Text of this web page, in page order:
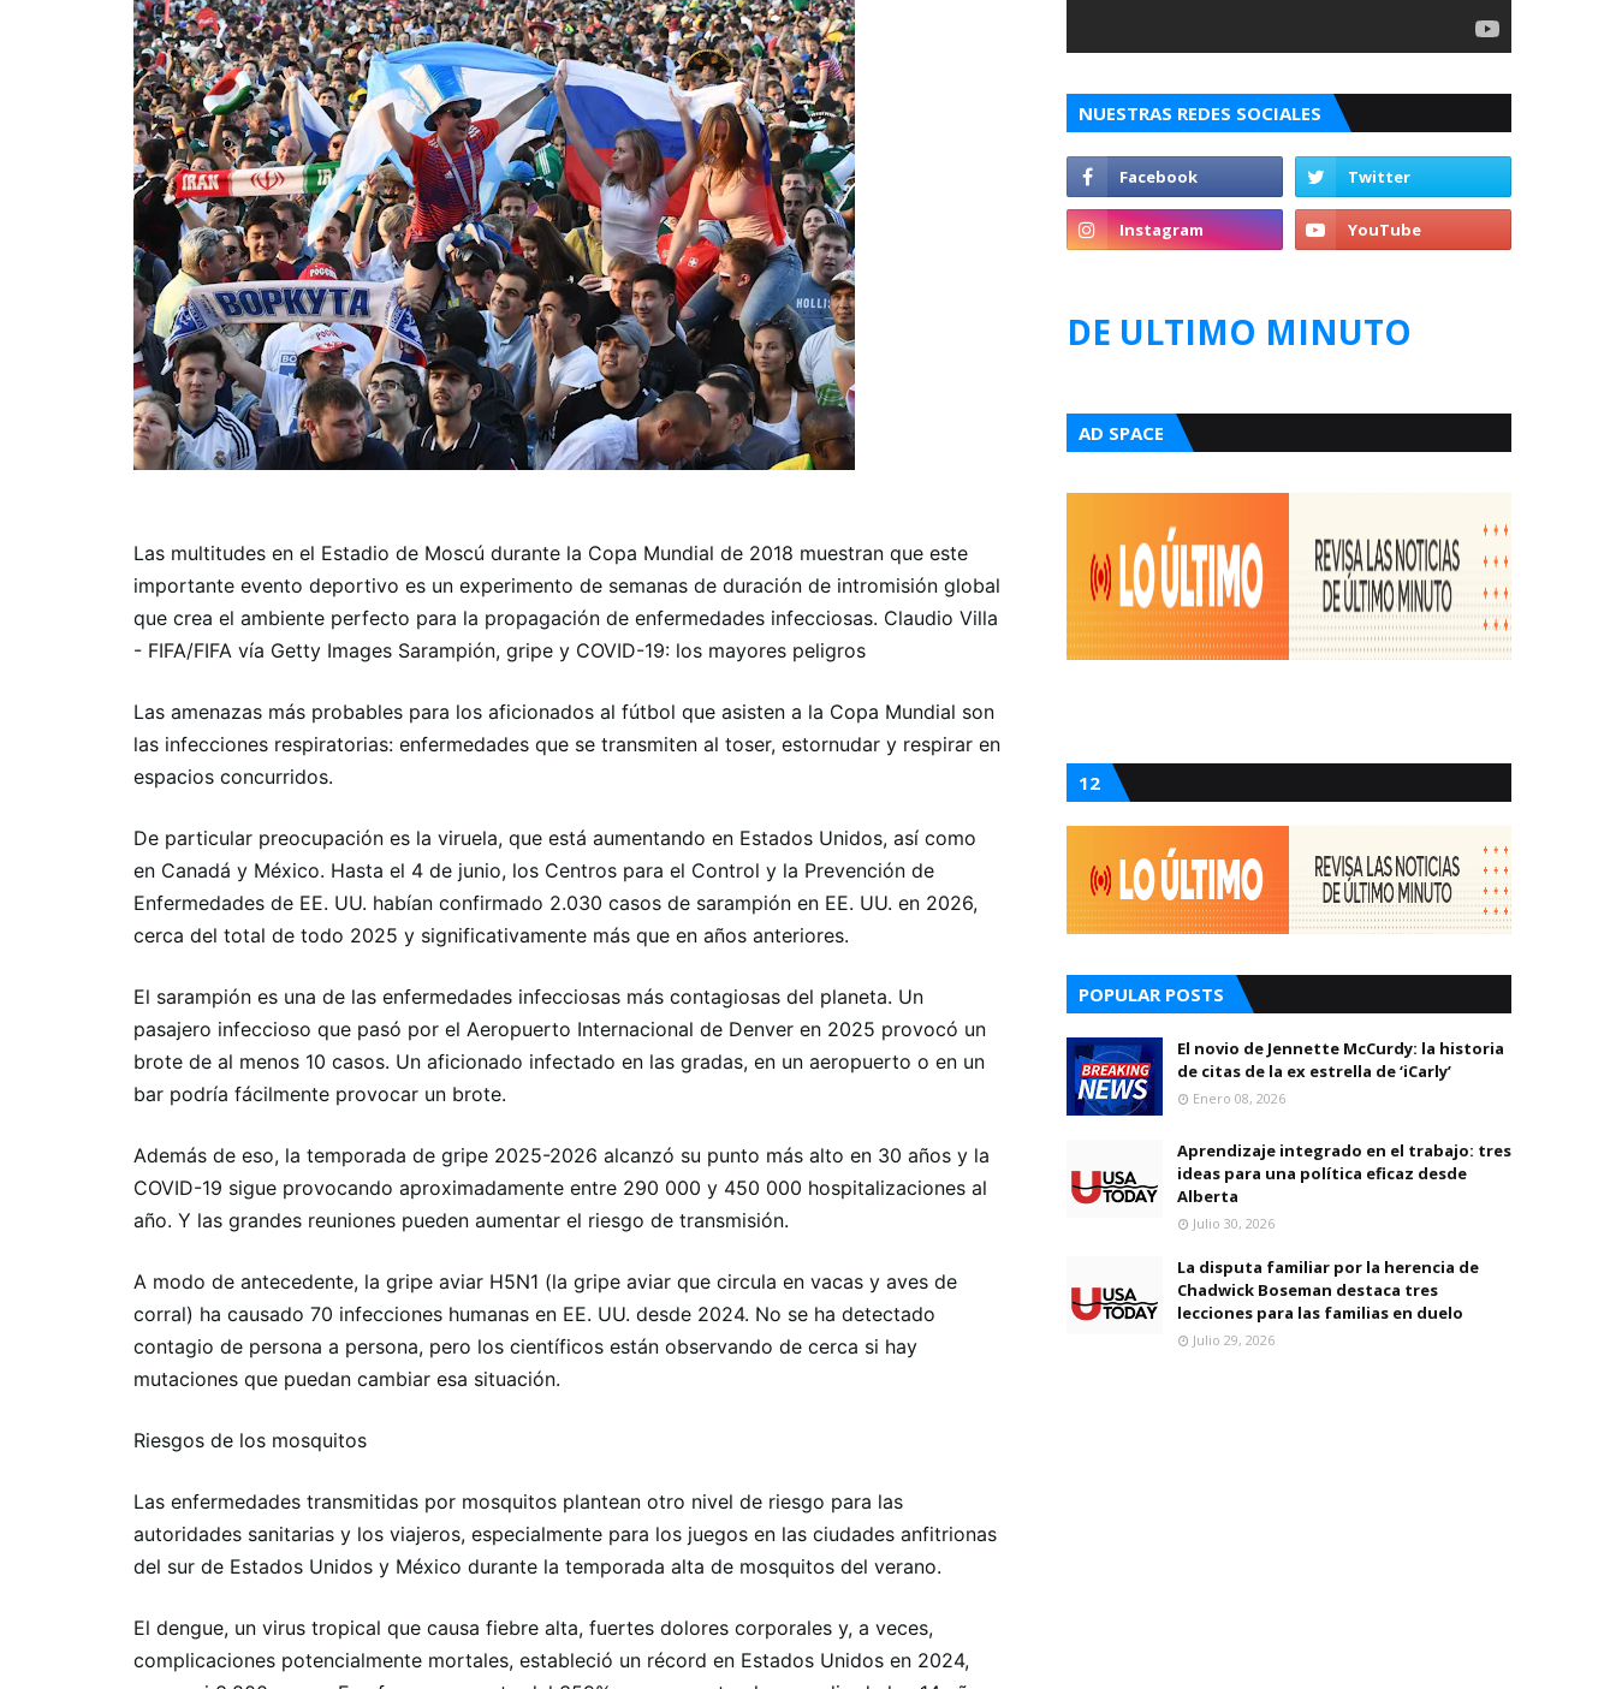
Las multitudes en el Estadio de Moscú durante la Copa Mundial de 2018 muestran que este
importante evento deportivo es un experimento de semanas de duración de intromisión global
que crea el ambiente perfecto para la propagación de enfermedades infecciosas. Claudio Villa
- FIFA/FIFA vía Getty Images Sarampión, gripe y COVID-19: los mayores peligros
Las amenazas más probables para los aficionados al fútbol que asisten a la Copa Mundial son
las infecciones respiratorias: enfermedades que se transmiten al toser, estornudar y respirar en
espacios concurridos.
De particular preocupación es la viruela, que está aumentando en Estados Unidos, así como
en Canadá y México. Hasta el 4 de junio, los Centros para el Control y la Prevención de
Enfermedades de EE. UU. habían confirmado 2.030 casos de sarampión en EE. UU. en 2026,
cerca del total de todo 2025 y significativamente más que en años anteriores.
El sarampión es una de las enfermedades infecciosas más contagiosas del planeta. Un
pasajero infeccioso que pasó por el Aeropuerto Internacional de Denver en 2025 provocó un
brote de al menos 10 casos. Un aficionado infectado en las gradas, en un aeropuerto o en un
bar podría fácilmente provocar un brote.
Además de eso, la temporada de gripe 2025-2026 alcanzó su punto más alto en 30 años y la
COVID-19 sigue provocando aproximadamente entre 290 000 y 450 000 hospitalizaciones al
año. Y las grandes reuniones pueden aumentar el riesgo de transmisión.
A modo de antecedente, la gripe aviar H5N1 (la gripe aviar que circula en vacas y aves de
corral) ha causado 70 infecciones humanas en EE. UU. desde 2024. No se ha detectado
contagio de persona a persona, pero los científicos están observando de cerca si hay
mutaciones que puedan cambiar esa situación.
Riesgos de los mosquitos
Las enfermedades transmitidas por mosquitos plantean otro nivel de riesgo para las
autoridades sanitarias y los viajeros, especialmente para los juegos en las ciudades anfitrionas
del sur de Estados Unidos y México durante la temporada alta de mosquitos del verano.
El dengue, un virus tropical que causa fiebre alta, fuertes dolores corporales y, a veces,
complicaciones potencialmente mortales, estableció un récord en Estados Unidos en 2024,
NUESTRAS REDES SOCIALES
DE ULTIMO MINUTO
AD SPACE
12
POPULAR POSTS
El novio de Jennette McCurdy: la historia
de citas de la ex estrella de ‘iCarly’
Enero 08, 2026
Aprendizaje integrado en el trabajo: tres
ideas para una política eficaz desde
Alberta
Julio 30, 2026
La disputa familiar por la herencia de
Chadwick Boseman destaca tres
lecciones para las familias en duelo
Julio 29, 2026